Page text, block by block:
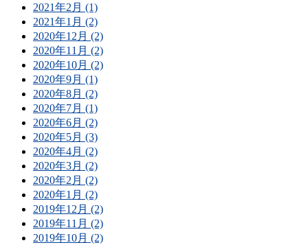
2021年2月 (1)
2021年1月 (2)
2020年12月 (2)
2020年11月 (2)
2020年10月 (2)
2020年9月 (1)
2020年8月 (2)
2020年7月 (1)
2020年6月 (2)
2020年5月 (3)
2020年4月 (2)
2020年3月 (2)
2020年2月 (2)
2020年1月 (2)
2019年12月 (2)
2019年11月 (2)
2019年10月 (2)